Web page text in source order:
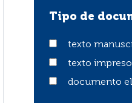
Tipo de
texto manuscrito
texto
texto impreso
texto impreso
documento
documento